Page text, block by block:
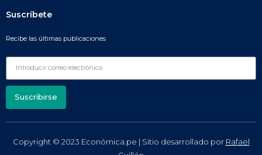
Suscríbete
Recibe las últimas publicaciones
Suscribirse
Copyright © 2023 Económica.pe | Sitio desarrollado por Rafael